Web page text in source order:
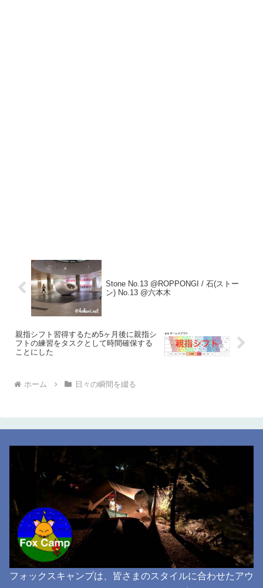
Stone No.13 @ROPPONGI / 石(ストー
ン) No.13 @六本木
親指シフト習得するため5ヶ月後に親指シ
フトの練習をタスクとして時間確保する
ことにした
ホーム 日々の瞬間を綴る
フォックスキャンプは、皆さまのスタイルに合わせたアウ